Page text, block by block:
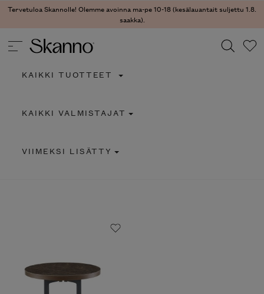
Tervetuloa Skannolle! Olemme avoinna ma-pe 10-18 (kesälauantait suljettu 1.8.
saakka).
Type 2 or more characters for results.
KAIKKI TUOTTEET
KAIKKI VALMISTAJAT
VIIMEKSI LISÄTTY